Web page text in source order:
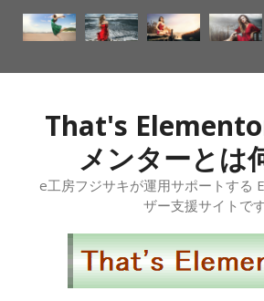
That's
メンターとは
e工房フジサキが運用サポートする
ザー支援サイトで